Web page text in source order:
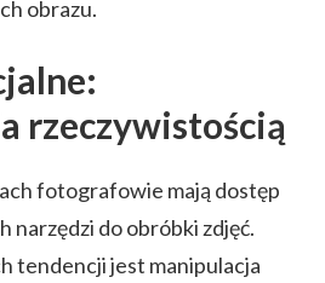
obrazu.
rzeczywistością
fotografowie mają dostęp
narzędzi do obróbki zdjęć.
tendencji jest manipulacja